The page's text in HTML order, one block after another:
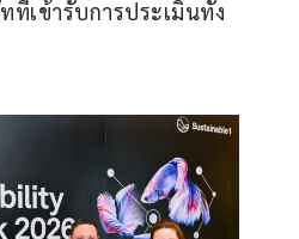
ที่เข้ารับการประเมินทั้ง